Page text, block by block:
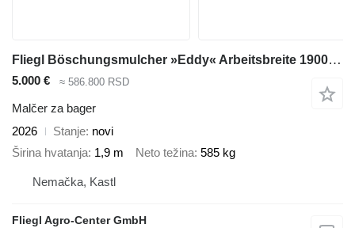
Fliegl Böschungsmulcher »Eddy« Arbeitsbreite 1900 mm
5.000 € ≈ 586.800 RSD
Malčer za bager
2026
Stanje novi
Širina hvatanja 1,9 m Neto težina 585 kg
Nemačka, Kastl
Fliegl Agro-Center GmbH